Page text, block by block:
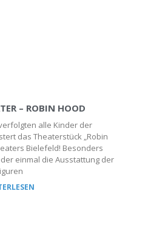
– ROBIN HOOD
alle Kinder der
das Theaterstück „Robin
Bielefeld! Besonders
einmal die Ausstattung der